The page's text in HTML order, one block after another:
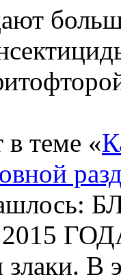
в теме «
ГОДА
злаки. В